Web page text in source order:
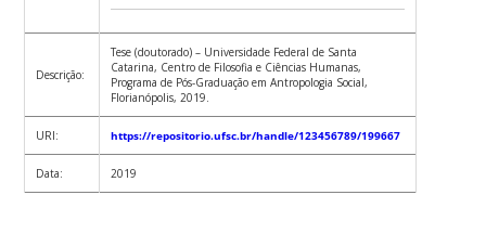
Descrição:
Tese (doutorado) – Universidade Federal de Santa
Catarina, Centro de Filosofia e Ciências Humanas,
Programa de Pós-Graduação em Antropologia Social,
Florianópolis, 2019.
URI: https://repositorio.ufsc.br/handle/123456789/199667
Data: 2019